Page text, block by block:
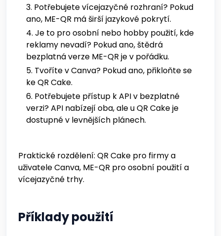
Potřebujete vícejazyčné rozhraní? Pokud
ano, ME-QR má širší jazykové pokrytí.
Je to pro osobní nebo hobby použití, kde
reklamy nevadí? Pokud ano, štědrá
bezplatná verze ME-QR je v pořádku.
Tvoříte v Canva? Pokud ano, přikloňte se
ke QR Cake.
Potřebujete přístup k API v bezplatné
verzi? API nabízejí oba, ale u QR Cake je
dostupné v levnějších plánech.
Praktické rozdělení: QR Cake pro firmy a
uživatele Canva, ME-QR pro osobní použití a
vícejazyčné trhy.
Příklady použití